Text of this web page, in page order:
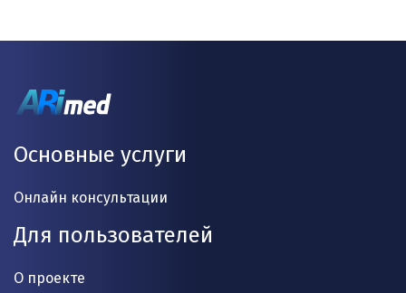
Основные услуги
Онлайн консультации
Для пользователей
О проекте